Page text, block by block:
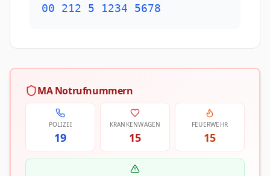
00 212 5 1234 5678
MA Notrufnummern
POLIZEI
19
KRANKENWAGEN
15
FEUERWEHR
15